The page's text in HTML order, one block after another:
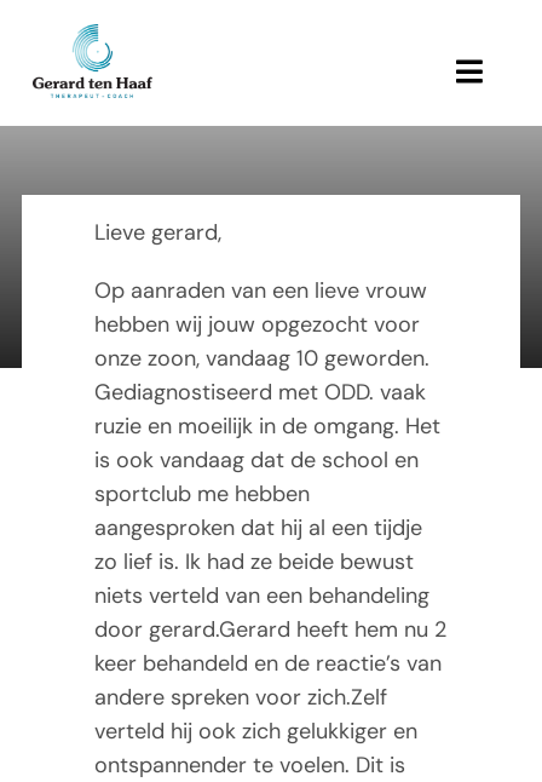
inhoud
Toggle
Behandeling en therapie
Referenties
Over Gerard
Actueel
Tarieven
Contact
Zoon 10 Jaar
21 Maart 2010
Lieve gerard,
Op aanraden van een lieve vrouw
hebben wij jouw opgezocht voor
onze zoon, vandaag 10 geworden.
Gediagnostiseerd met ODD. vaak
ruzie en moeilijk in de omgang. Het
is ook vandaag dat de school en
sportclub me hebben
aangesproken dat hij al een tijdje
zo lief is. Ik had ze beide bewust
niets verteld van een behandeling
door gerard.Gerard heeft hem nu 2
keer behandeld en de reactie’s van
andere spreken voor zich.Zelf
verteld hij ook zich gelukkiger en
ontspannender te voelen. Dit is